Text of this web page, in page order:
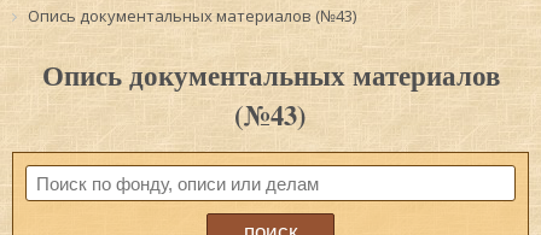
Опись документальных материалов (№43)
Опись документальных материалов
(№43)